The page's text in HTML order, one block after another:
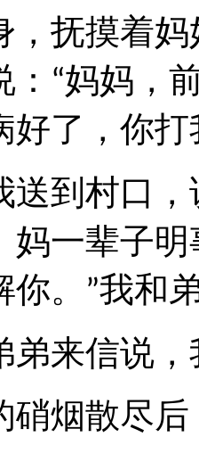
抚摸着妈
“妈妈，
好了，你
到村口，
妈一辈子
。
”我和
来信说，
烟散尽后